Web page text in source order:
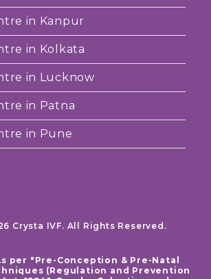
in Kanpur
in Kolkata
in Lucknow
in Patna
in Pune
Crysta IVF. All Rights Reserved.
per "Pre-Conception & Pre-Natal
(Regulation and Prevention